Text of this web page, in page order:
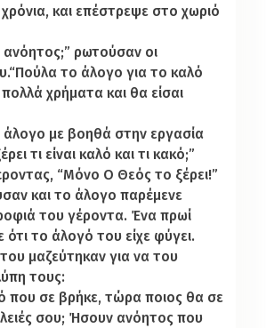
χρόνια, και επέστρεψε στο χωριό
ανόητος;” ρωτούσαν οι
το άλογο για το καλό
χρήματα και θα είσαι
με βοηθά στην εργασία
τι είναι καλό και τι κακό;”
“Μόνο Ο Θεός το ξέρει!”
και το άλογο παρέμενε
του γέροντα. Ένα πρωί
ότι το άλογό του είχε φύγει.
μαζεύτηκαν για να του
τους:
που σε βρήκε, τώρα ποιος θα σε
σου; Ήσουν ανόητος που